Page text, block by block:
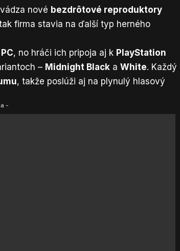
nové bezdrôtové reproduktory
firma stavia na ďalší typ herného
, no hráči ich pripoja aj k PlayStation
– Midnight Black aWhite. Každý
, takže poslúži aj na plynulý hlasový
-